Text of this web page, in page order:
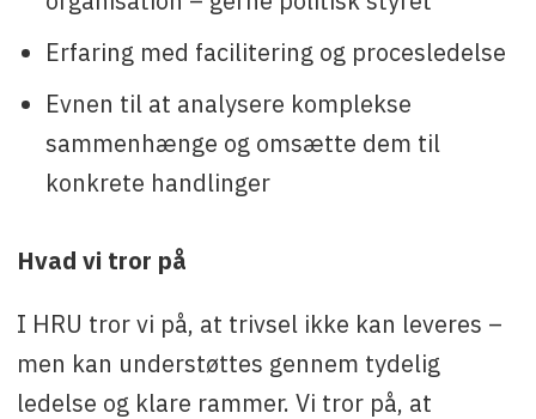
Erfaring med facilitering og procesledelse
Evnen til at analysere komplekse
sammenhænge og omsætte dem til
konkrete handlinger
Hvad vi tror på
I HRU tror vi på, at trivsel ikke kan leveres –
men kan understøttes gennem tydelig
ledelse og klare rammer. Vi tror på, at